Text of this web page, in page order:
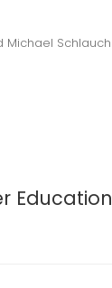
Michael Schlauch
Education